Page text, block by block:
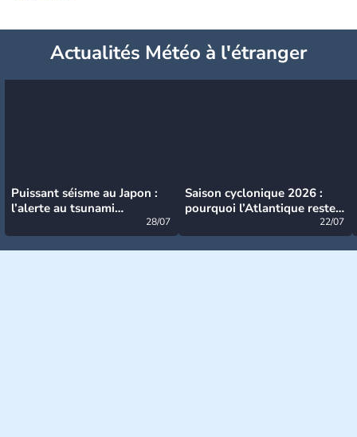
Actualités Météo à l'étranger
Puissant séisme au Japon :
l’alerte au tsunami
28/07
Saison cyclonique 2026 :
pourquoi l’Atlantique reste
22/07